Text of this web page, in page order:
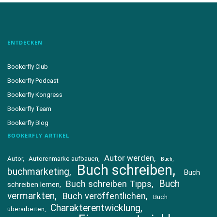
ENTDECKEN
Bookerfly Club
Bookerfly Podcast
Bookerfly Kongress
Bookerfly Team
Bookerfly Blog
BOOKERFLY ARTIKEL
Autor Autorenmarke aufbauen Autor werden Buch
buchmarketing Buch schreiben
Buch
schreiben lernen
Buch schreiben Tipps
Buch
vermarkten
Buch veröffentlichen
Buch
überarbeiten
Charakterentwicklung